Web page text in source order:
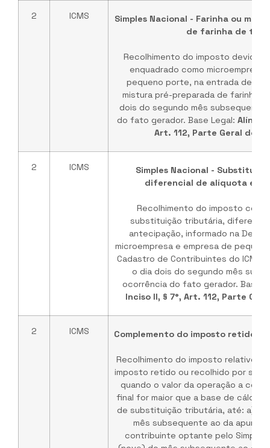
2 ICMS
Simples Nacional - Farinha ou
de farinha de
Recolhimento do imposto devido
enquadrado como microempresa
pequeno porte, na entrada de
mistura pré-preparada de farinha
dois do segundo mês subsequente
do fato gerador. Base Legal: Alínea
Art. 112, Parte Geral do
2 ICMS
Simples Nacional -
diferencial de alíquota e
Recolhimento do imposto
substituição tributária,
antecipação, informado na
microempresa e empresa de
Cadastro de Contribuintes do ICMS
o dia dois do segundo mês
ocorrência do fato gerador. Base
Inciso II, § 7°, Art. 112, Parte
2 ICMS Complemento do imposto retido
Recolhimento do imposto relativo
imposto retido ou recolhido por
quando o valor da operação a
final for maior que a base de cálculo
de substituição tributária, até: a) 2
mês subsequente ao da
contribuinte optante pelo Simples